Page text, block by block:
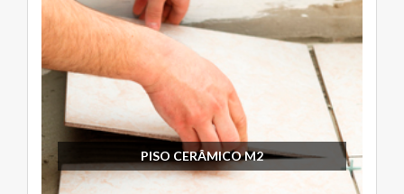
PISO CERÂMICO M2